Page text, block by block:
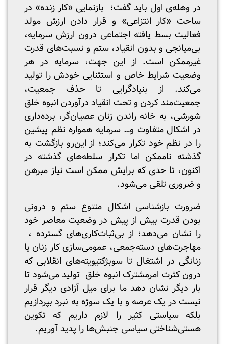
در وهله‌ی اول باید گفت؛ بازنمایی «کار زنده» در
ساحت «کار انتزاعی» و قرار دادن ارزش مولد
فعالیت بسط یافته اجتماعی درون ارزش سرمایه،
بی‌میانجی و بدون انقیاد، ستم و نسبت‌های قدرت
غیرممکن است. از این جهت، سرمایه در هر
وضعیت شرایط خاص و استثنایی خودش را تولید
می‌کند. از بنیادگرایی تا حذف جمعیت،
جمعیت‌مند کردن و تحت انقیاد درآوردن انبوه خلق
شورشی، به خانه راندن زنان عصیان‌گر، برده‌داری
در اشکال متفاوت و… سرمایه همواره نظم پیشین
را در نظم خود تکرار می‌کند؛ از این‌رو بازگشت به
گذشته ناممکن اما تکرار سلطه‌های گذشته در
اکنون، تا حدی که برایش ممکن است نیاز مبرهن
و ضروری تلقی می‌شود.
ضرورت بازشناسی اشکال متنوع ستم و درونی
بودن قدرت بیش از پیش در وضعیت معاصر خود
را نشان می‌دهد؛ از بی‌ثبات‌کاری‌های گسترده ،
مهاجرت‌های دسته‌جمعی، عمومی‌سازی کار زنان یا
زنانگی در اشتغال تا سوبژکتیویته‌های انقلابی که
درون کثرت امرمشترک انبوه خلق تولید می‌شود تا
بار دیگر نشان دهد ما برای میل آزادی دیگر قرار
نیست در یک عرصه و با یک سوژه به نبرد بپردازیم
بلکه سیاستی کثیر را لازم داریم که تکوین
هستی‌شناختی سیاسی جنبش‌ها را پدید آوریم.